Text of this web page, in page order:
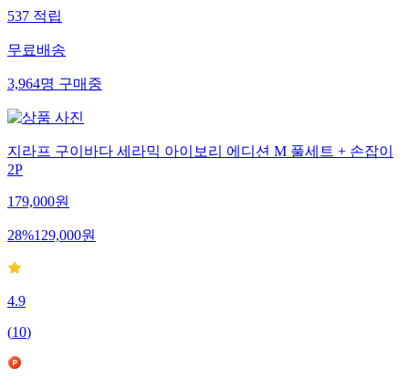
537적립
무료배송
3,964명구매중
지라프 구이바다 세라믹 아이보리 에디션 M 풀세트 + 손잡이
2P
179,000원
28%129,000원
4.9
(10)